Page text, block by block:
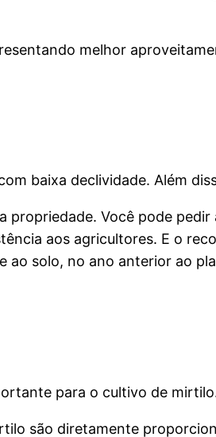
melhor
baixa declividade. Além
propriedade. Você pode
aos agricultores. E o
ao solo, no ano anterior ao
para o cultivo de
são diretamente